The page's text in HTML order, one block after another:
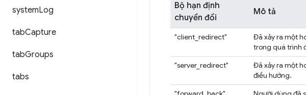
systemLog
tabCapture
tabGroups
tabs
Bộ hạn định
chuyển đổi
Mô tả
"client_redirect"
Đã xảy ra một
trong quá trình
"server_redirect"
Đã xảy ra một
điều hướng.